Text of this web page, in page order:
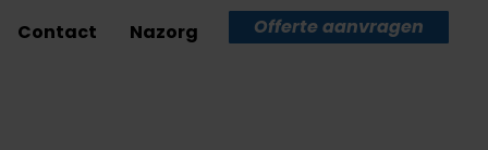
Contact Nazorg Offerte aanvragen